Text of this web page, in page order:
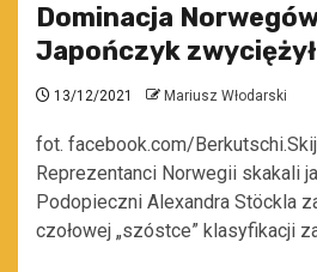
Dominacja
Japończyk zwyciężył
13/12/2021 Mariusz Włodarski
fot. facebook.com/
Reprezentanci Norwegii skakali
Podopieczni Alexandra Stöckla
czołowej „szóstce” klasyfikacji